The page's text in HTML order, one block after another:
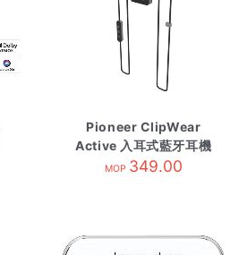
Pioneer ClipWear
Active 入耳式藍牙耳機
灰 SE-CL5BTH
MOP 349.00